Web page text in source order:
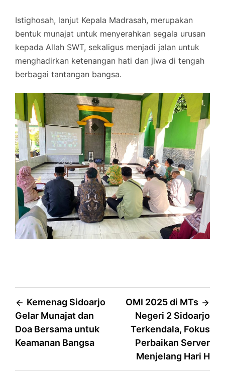
Istighosah, lanjut Kepala Madrasah, merupakan
bentuk munajat untuk menyerahkan segala urusan
kepada Allah SWT, sekaligus menjadi jalan untuk
menghadirkan ketenangan hati dan jiwa di tengah
berbagai tantangan bangsa.
Post
navigation
Kemenag Sidoarjo
Gelar Munajat dan
Doa Bersama untuk
Keamanan Bangsa
OMI 2025 di MTs
Negeri 2 Sidoarjo
Terkendala, Fokus
Perbaikan Server
Menjelang Hari H